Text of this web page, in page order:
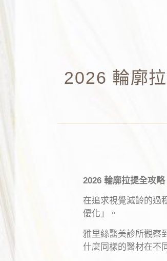
2026 輪廓
2026 輪廓拉提全攻
在追求視覺減齡的過
優化」。
雅里絲醫美診所觀察
什麼同樣的醫材在不